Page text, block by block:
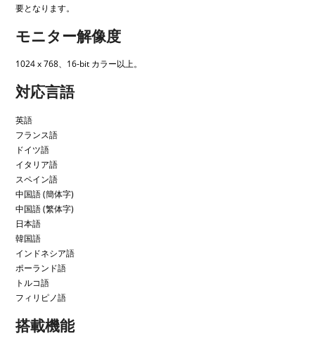
要となります。
モニター解像度
1024 x 768、16-bit カラー以上。
対応言語
英語
フランス語
ドイツ語
イタリア語
スペイン語
中国語 (簡体字)
中国語 (繁体字)
日本語
韓国語
インドネシア語
ポーランド語
トルコ語
フィリピノ語
搭載機能